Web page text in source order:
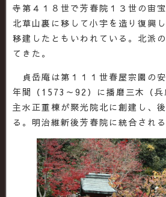
寺第４１８世で芳春院１３世の宙
北草山裏に移して小宇を造り復興
移建したともいわれている。北派
てきた。
貞岳庵は第１１１世春屋宗園の
年間（1573～92）に播磨三木（兵
主水正重棟が聚光院北に創建し、
る。明治維新後芳春院に統合される